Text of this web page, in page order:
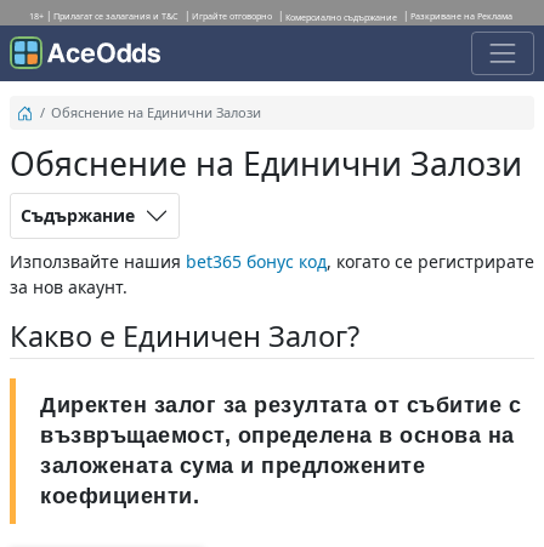
18+ Прилагат се залагания и T&C Играйте отговорно Комерсиално съдържание Разкриване на Реклама
Обяснение на Единични Залози
Обяснение на Единични Залози
Съдържание
Използвайте нашия bet365 бонус код, когато се регистрирате
за нов акаунт.
Какво е Единичен Залог?
Директен залог за резултата от събитие с
възвръщаемост, определена в основа на
заложената сума и предложените
коефициенти.